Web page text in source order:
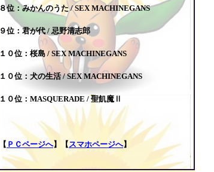
８位：みかんのうた / SEX MACHINEGANS
９位：君が代 / 忌野清志郎
１０位：桜島 / SEX MACHINEGANS
１０位：犬の生活 / SEX MACHINEGANS
１０位：MASQUERADE /聖飢魔Ⅱ
【 ＰＣページへ】【 スマホページへ】